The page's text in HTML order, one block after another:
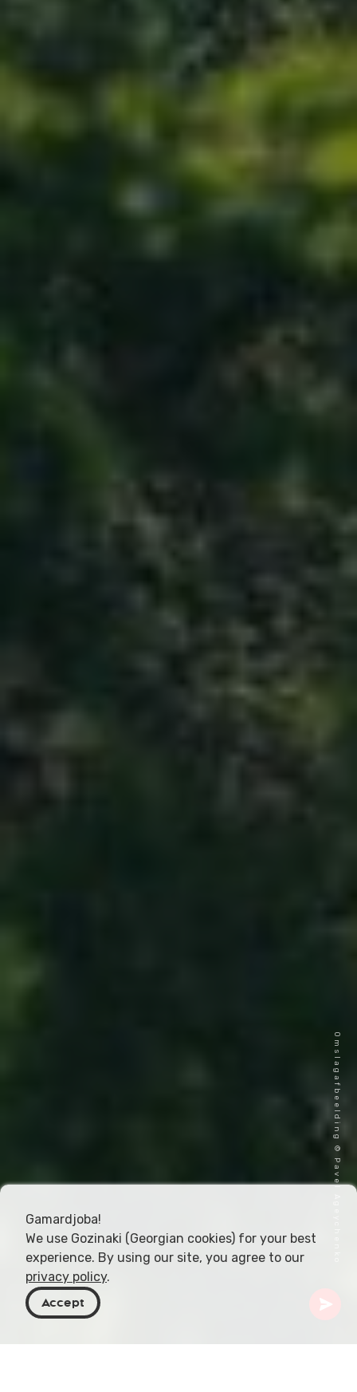
Omslagafbeelding © Pavel Ageychenko
Gamardjoba!
We use Gozinaki (Georgian cookies) for your best
experience. By using our site, you agree to our
privacy policy.
Accept